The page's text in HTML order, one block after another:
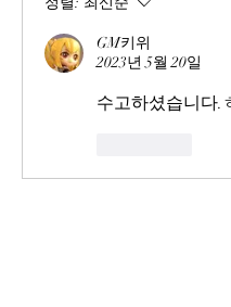
GM키위
2023년 5월 20일
수고하셨습니다.